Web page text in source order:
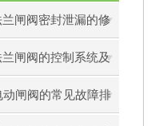
闸阀密封泄漏的修
施
闸阀的控制系统及
势闸阀的常见故障排